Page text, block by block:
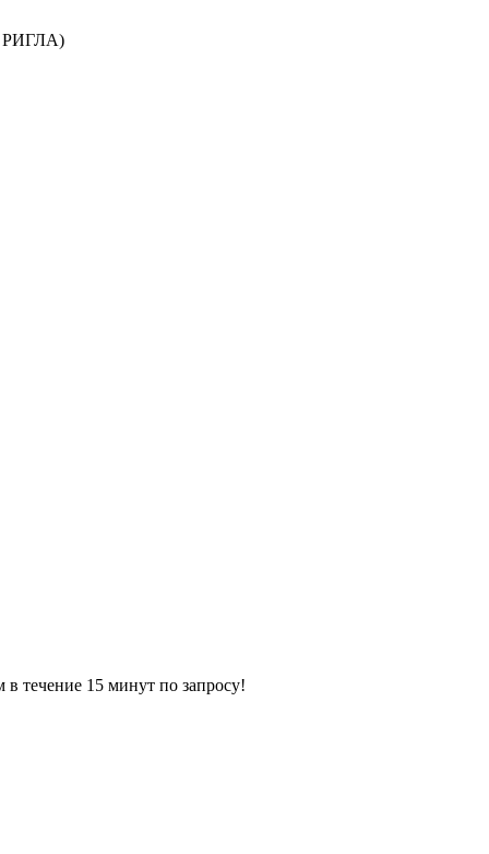
РИГЛА)
15 минут по запросу!